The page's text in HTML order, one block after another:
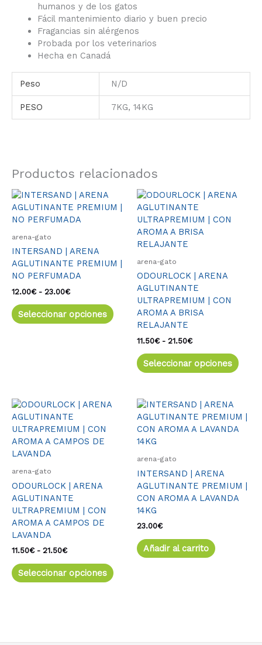
humanos y de los gatos
Fácil mantenimiento diario y buen precio
Fragancias sin alérgenos
Probada por los veterinarios
Hecha en Canadá
Peso N/D
PESO 7KG, 14KG
Productos relacionados
arena-gato
INTERSAND | ARENA
AGLUTINANTE PREMIUM |
NO PERFUMADA
12.00€ - 23.00€
Rango
de
precios:
desde
23.00€
Seleccionar opciones
producto
múltiples
variantes.
opciones
pueden
en
página
producto
arena-gato
ODOURLOCK | ARENA
AGLUTINANTE
ULTRAPREMIUM | CON
AROMA A BRISA
RELAJANTE
11.50€ - 21.50€
Rango
de
precios:
desde
11.50€
Seleccionar opciones
arena-gato
ODOURLOCK | ARENA
AGLUTINANTE
ULTRAPREMIUM | CON
AROMA A CAMPOS DE
LAVANDA
11.50€ - 21.50€
Rango
de
desde
11.50€
Seleccionar opciones
producto
múltiples
opciones
pueden
página
producto
arena-gato
INTERSAND | ARENA
AGLUTINANTE PREMIUM |
CON AROMA A LAVANDA
14KG
23.00€
Añadir al carrito